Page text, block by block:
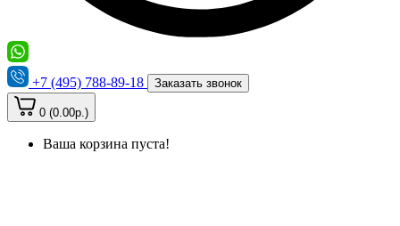
+7 (495) 788-89-18 Заказать звонок
0 (0.00р.)
Ваша корзина пуста!